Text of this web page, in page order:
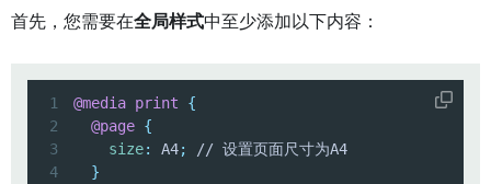
首先，您需要在全局样式中至少添加以下内容：
1 @media print
{
2
@page {
3
size: A4;
4
}